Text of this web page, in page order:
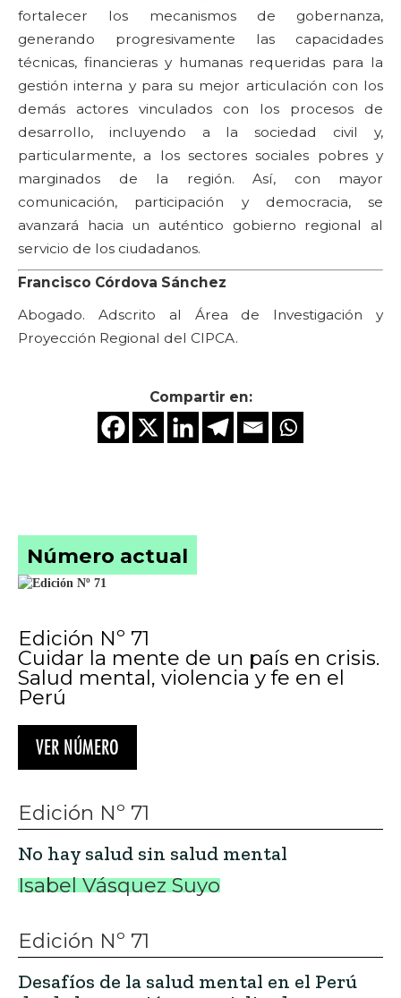
fortalecer los mecanismos de gobernanza,
generando progresivamente las capacidades
técnicas, financieras y humanas requeridas para la
gestión interna y para su mejor articulación con los
demás actores vinculados con los procesos de
desarrollo, incluyendo a la sociedad civil y,
particularmente, a los sectores sociales pobres y
marginados de la región. Así, con mayor
comunicación, participación y democracia, se
avanzará hacia un auténtico gobierno regional al
servicio de los ciudadanos.
Francisco Córdova Sánchez
Abogado. Adscrito al Área de Investigación y
Proyección Regional del CIPCA.
Compartir en:
Número actual
Edición Nº 71
Cuidar la mente de un país en crisis.
Salud mental, violencia y fe en el
Perú
VER NÚMERO
Edición Nº 71
No hay salud sin salud mental
Isabel Vásquez Suyo
Edición Nº 71
Desafíos de la salud mental en el Perú